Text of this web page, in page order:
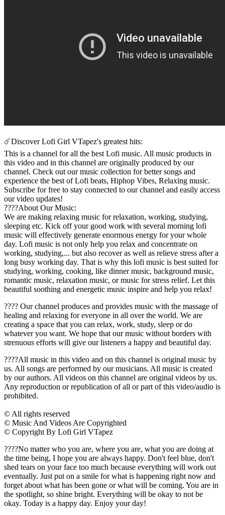
☄️Discover Lofi Girl VTapez's greatest hits:
This is a channel for all the best Lofi music. All music products in
this video and in this channel are originally produced by our
channel. Check out our music collection for better songs and
experience the best of Lofi beats, Hiphop Vibes, Relaxing music.
Subscribe for free to stay connected to our channel and easily access
our video updates!
️️????About Our Music:
We are making relaxing music for relaxation, working, studying,
sleeping etc. Kick off your good work with several morning lofi
music will effectively generate enormous energy for your whole
day. Lofi music is not only help you relax and concentrate on
working, studying,... but also recover as well as relieve stress after a
long busy working day. That is why this lofi music is best suited for
studying, working, cooking, like dinner music, background music,
romantic music, relaxation music, or music for stress relief. Let this
beautiful soothing and energetic music inspire and help you relax!
???? Our channel produces and provides music with the massage of
healing and relaxing for everyone in all over the world. We are
creating a space that you can relax, work, study, sleep or do
whatever you want. We hope that our music without borders with
strenuous efforts will give our listeners a happy and beautiful day.
????All music in this video and on this channel is original music by
us. All songs are performed by our musicians. All music is created
by our authors. All videos on this channel are original videos by us.
Any reproduction or republication of all or part of this video/audio is
prohibited.
© All rights reserved
© Music And Videos Are Copyrighted
© Copyright By Lofi Girl VTapez
????No matter who you are, where you are, what you are doing at
the time being, I hope you are always happy. Don't feel blue, don't
shed tears on your face too much because everything will work out
eventually. Just put on a smile for what is happening right now and
forget about what has been gone or what will be coming. You are in
the spotlight, so shine bright. Everything will be okay to not be
okay. Today is a happy day. Enjoy your day!